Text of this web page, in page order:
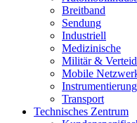
Breitband
Sendung
Industriell
Medizinische
Militär &
Mobile
Instrumentierung
Transport
Technisches Zentrum